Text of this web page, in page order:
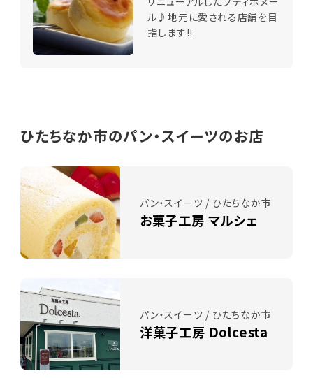
ル♪地元に愛される店舗を目
指します!!
ひたちなか市のパン・スイーツのお店
パン・スイーツ / ひたちなか市
お菓子工房 マルシェ
パン・スイーツ / ひたちなか市
洋菓子工房 Dolcesta